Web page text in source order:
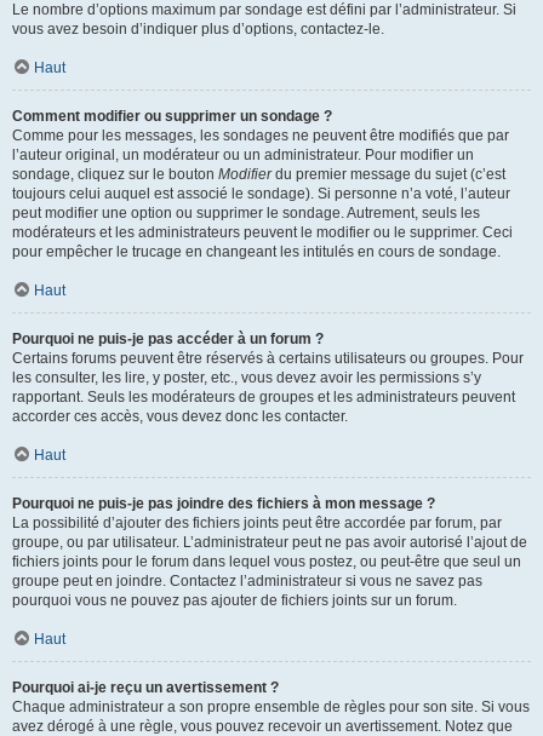
Le nombre d’options maximum par sondage est défini par l’administrateur. Si
vous avez besoin d’indiquer plus d’options, contactez-le.
Haut
Comment modifier ou supprimer un sondage ?
Comme pour les messages, les sondages ne peuvent être modifiés que par
l’auteur original, un modérateur ou un administrateur. Pour modifier un
sondage, cliquez sur le bouton Modifierdu premier message du sujet (c’est
toujours celui auquel est associé le sondage). Si personne n’a voté, l’auteur
peut modifier une option ou supprimer le sondage. Autrement, seuls les
modérateurs et les administrateurs peuvent le modifier ou le supprimer. Ceci
pour empêcher le trucage en changeant les intitulés en cours de sondage.
Haut
Pourquoi ne puis-je pas accéder à un forum ?
Certains forums peuvent être réservés à certains utilisateurs ou groupes. Pour
les consulter, les lire, y poster, etc., vous devez avoir les permissions s’y
rapportant. Seuls les modérateurs de groupes et les administrateurs peuvent
accorder ces accès, vous devez donc les contacter.
Haut
Pourquoi ne puis-je pas joindre des fichiers à mon message ?
La possibilité d’ajouter des fichiers joints peut être accordée par forum, par
groupe, ou par utilisateur. L’administrateur peut ne pas avoir autorisé l’ajout de
fichiers joints pour le forum dans lequel vous postez, ou peut-être que seul un
groupe peut en joindre. Contactez l’administrateur si vous ne savez pas
pourquoi vous ne pouvez pas ajouter de fichiers joints sur un forum.
Haut
Pourquoi ai-je reçu un avertissement ?
Chaque administrateur a son propre ensemble de règles pour son site. Si vous
avez dérogé à une règle, vous pouvez recevoir un avertissement. Notez que